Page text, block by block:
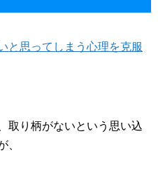
と思ってしまう心理を克服
取り柄がないという思い込
、